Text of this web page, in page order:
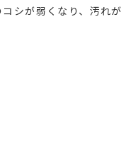
シが弱くなり、汚れが